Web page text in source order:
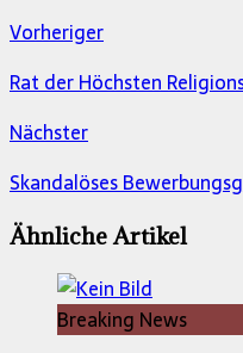
Vorheriger
Rat der Höchsten
Nächster
Skandalöses
Ähnliche Artikel
Breaking News